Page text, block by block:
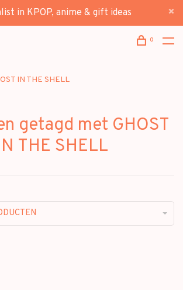
in KPOP, anime & gift ideas
0
IN THE SHELL
getagd met GHOST
THE SHELL